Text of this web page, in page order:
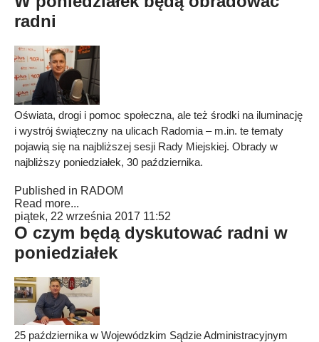
radni
Oświata, drogi i pomoc społeczna, ale też środki na iluminację
i wystrój świąteczny na ulicach Radomia – m.in. te tematy
pojawią się na najbliższej sesji Rady Miejskiej. Obrady w
najbliższy poniedziałek, 30 października.
Published in RADOM
Read more...
piątek, 22 września 2017 11:52
O czym będą dyskutować radni w
poniedziałek
25 października w Wojewódzkim Sądzie Administracyjnym